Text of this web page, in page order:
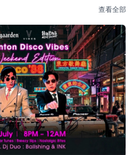
NA 藍星蕾 - 超人氣馬
- 人氣DJ • DJ SUNB - 醫生DJ
熱氣氛一觸即發！ 📸 晝夜
生三格！ 全新懷舊主題「游如
水上樂園，由「珊瑚大堂」的
樓陽台位置。打卡裝置包括： •
• 「渠王」夜光藝術廊 • 多款巨
夜」派對主場！配合懷舊主
人生三格。 🌟 ASIA
22日晚上6時至9時30分 特別
氣亞洲偶像團隊！包括粉絲見
自不同地區的六大人氣男團女
查看全部